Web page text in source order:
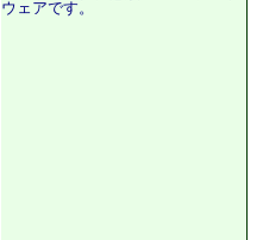
ウェアです。